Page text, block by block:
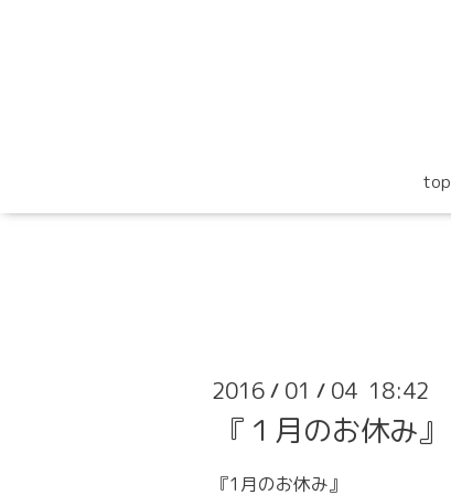
top
2016 / 01 / 04 18:42
『１月のお休み』
『1月のお休み』